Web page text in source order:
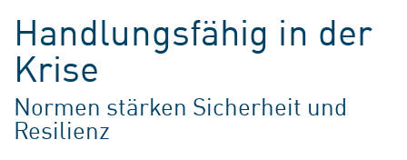
Handlungsfähig in der
Krise
Normen stärken Sicherheit und
Resilienz